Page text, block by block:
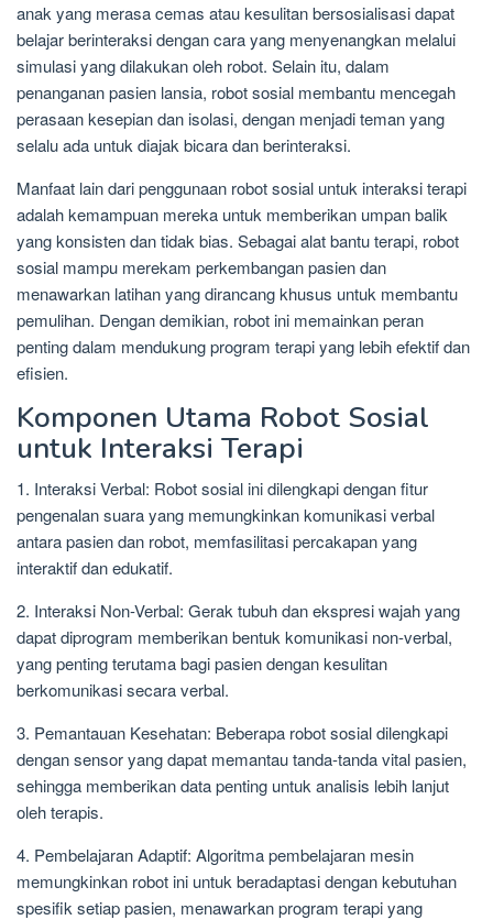
anak yang merasa cemas atau kesulitan bersosialisasi dapat
belajar berinteraksi dengan cara yang menyenangkan melalui
simulasi yang dilakukan oleh robot. Selain itu, dalam
penanganan pasien lansia, robot sosial membantu mencegah
perasaan kesepian dan isolasi, dengan menjadi teman yang
selalu ada untuk diajak bicara dan berinteraksi.
Manfaat lain dari penggunaan robot sosial untuk interaksi terapi
adalah kemampuan mereka untuk memberikan umpan balik
yang konsisten dan tidak bias. Sebagai alat bantu terapi, robot
sosial mampu merekam perkembangan pasien dan
menawarkan latihan yang dirancang khusus untuk membantu
pemulihan. Dengan demikian, robot ini memainkan peran
penting dalam mendukung program terapi yang lebih efektif dan
efisien.
Komponen Utama Robot Sosial
untuk Interaksi Terapi
1. Interaksi Verbal: Robot sosial ini dilengkapi dengan fitur
pengenalan suara yang memungkinkan komunikasi verbal
antara pasien dan robot, memfasilitasi percakapan yang
interaktif dan edukatif.
2. Interaksi Non-Verbal: Gerak tubuh dan ekspresi wajah yang
dapat diprogram memberikan bentuk komunikasi non-verbal,
yang penting terutama bagi pasien dengan kesulitan
berkomunikasi secara verbal.
3. Pemantauan Kesehatan: Beberapa robot sosial dilengkapi
dengan sensor yang dapat memantau tanda-tanda vital pasien,
sehingga memberikan data penting untuk analisis lebih lanjut
oleh terapis.
4. Pembelajaran Adaptif: Algoritma pembelajaran mesin
memungkinkan robot ini untuk beradaptasi dengan kebutuhan
spesifik setiap pasien, menawarkan program terapi yang